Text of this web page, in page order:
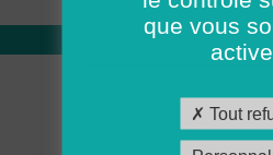
Qui sommes
Académie
que vous
Tout